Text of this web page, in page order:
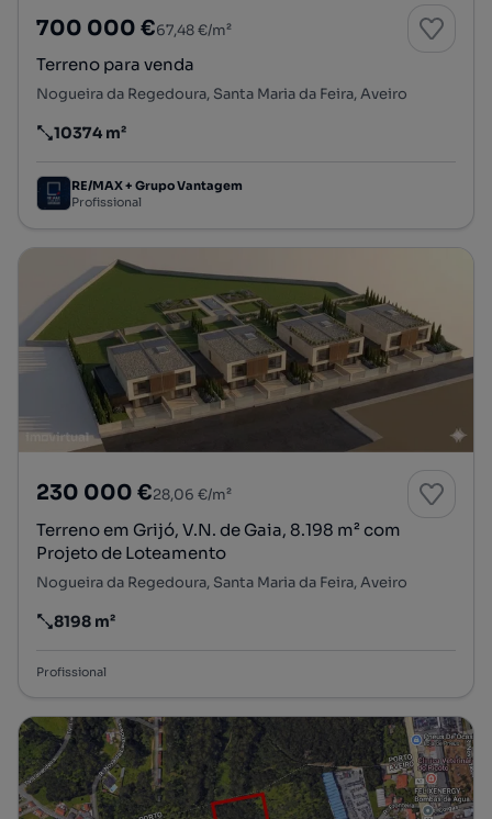
700 000 €67,48 €/m²
Terreno para venda
Nogueira da Regedoura, Santa Maria da Feira, Aveiro
Preço por metro quadrado
10374 m²
RE/MAX + Grupo Vantagem
Profissional
230 000 €28,06 €/m²
Terreno em Grijó, V.N. de Gaia, 8.198 m² com
Projeto de Loteamento
Nogueira da Regedoura, Santa Maria da Feira, Aveiro
Preço por metro quadrado
8198 m²
Profissional